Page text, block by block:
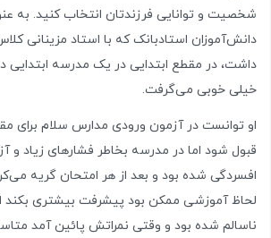
شخصیت و توانایی فرزندتان انتخاب کنید. به
دانش‌آموزان استادبانک که با استاد مزینانی
داشت، در مقطع ابتدایی در یک مدرسه ابتدایی
خیلی خوبی می‌گرفت.
او توانست در آزمون ورودی مدارس سلام برای
قبول شود اما در مدرسه بخاطر فشارهای زیاد
افسردگی شده بود و بعد از هر امتحان گریه
لحاظ آموزشی ممکن بود پیشرفت بیشتری بکند
ناسالم شده بود و وقتی نمراتش پائین آمد